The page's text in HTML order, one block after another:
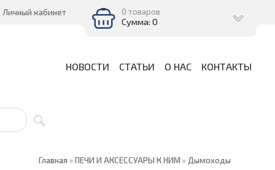
Личный кабинет 0 товаров
Сумма: 0
НОВОСТИ СТАТЬИ О НАС КОНТАКТЫ
Главная »ПЕЧИ И АКСЕССУАРЫ К НИМ » Дымоходы